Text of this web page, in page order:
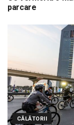
parcare
CĂLĂTORII